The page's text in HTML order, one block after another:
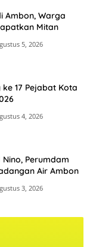
Ambon, Warga
Mitan
5, 2026
ke 17 Pejabat Kota
4, 2026
Perumdam
Air Ambon
3, 2026